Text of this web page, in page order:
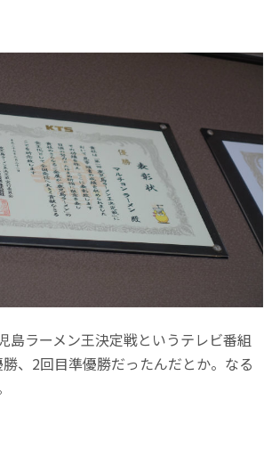
島ラーメン王決定戦というテレビ番組
、2回目準優勝だったんだとか。なる